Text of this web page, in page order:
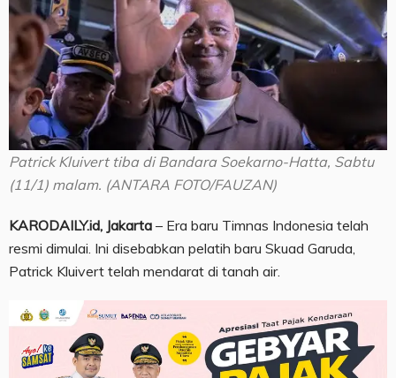
Patrick Kluivert tiba di Bandara Soekarno-Hatta, Sabtu
(11/1) malam. (ANTARA FOTO/FAUZAN)
KARODAILY.id, Jakarta – Era baru Timnas Indonesia telah
resmi dimulai. Ini disebabkan pelatih baru Skuad Garuda,
Patrick Kluivert telah mendarat di tanah air.